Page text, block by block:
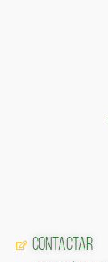
Contactar